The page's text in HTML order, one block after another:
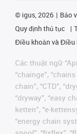
© igus, 2026 Bảo
Quy định thủ tục
Điều khoản và Điều
Các thuật ngữ
“chainge”,
chain”, “CTD”,
“dryway”, “easy
ketten”, “e-
“energy chain